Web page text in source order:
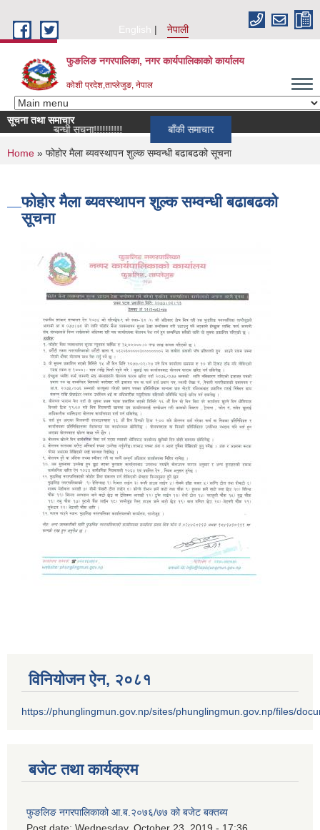
English
नेपाली
फुङलिङ नगरपालिका, नगर कार्यपालिकाको कार्यालय
कोशी प्रदेश,ताप्लेजुङ, नेपाल
सूचना तथा समाचार
सम्बन्धी सूचना!!!!!!!!!!
बाँकी समाचार
You are here
Home » फोहोर मैला ब्यवस्थापन शुल्क सम्वन्धी बढाबढको सूचना
फोहोर मैला ब्यवस्थापन शुल्क सम्वन्धी बढाबढको
सूचना
विनियोजन ऐन‚ २०८१
https://phunglingmun.gov.np/sites/phunglingmun.gov.np/files/
बजेट तथा कार्यक्रम
फुङलिङ नगरपालिकाको आ.ब.२०७६/७७ को बजेट बक्तब्य